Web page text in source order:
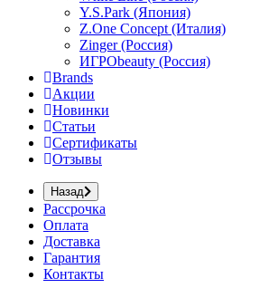
Y.S.Park (Япония)
Z.One Concept (Италия)
Zinger (Россия)
ИГРОbeauty (Россия)
Brands
Акции
Новинки
Статьи
Сертификаты
Отзывы
Назад
Рассрочка
Оплата
Доставка
Гарантия
Контакты